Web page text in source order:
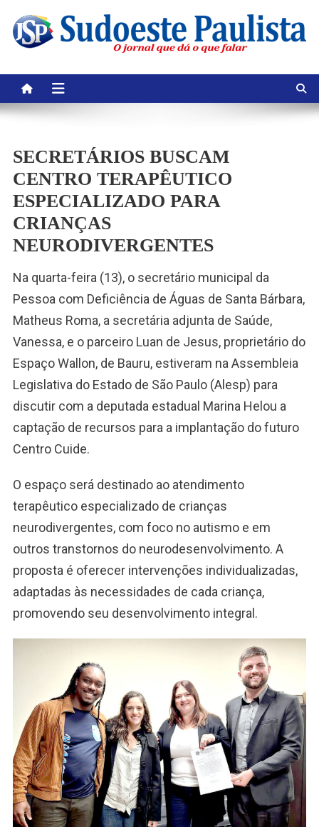
content
SECRETÁRIOS BUSCAM
CENTRO TERAPÊUTICO
ESPECIALIZADO PARA
CRIANÇAS
NEURODIVERGENTES
Na quarta-feira (13), o secretário municipal da
Pessoa com Deficiência de Águas de Santa Bárbara,
Matheus Roma, a secretária adjunta de Saúde,
Vanessa, e o parceiro Luan de Jesus, proprietário do
Espaço Wallon, de Bauru, estiveram na Assembleia
Legislativa do Estado de São Paulo (Alesp) para
discutir com a deputada estadual Marina Helou a
captação de recursos para a implantação do futuro
Centro Cuide.
O espaço será destinado ao atendimento
terapêutico especializado de crianças
neurodivergentes, com foco no autismo e em
outros transtornos do neurodesenvolvimento. A
proposta é oferecer intervenções individualizadas,
adaptadas às necessidades de cada criança,
promovendo seu desenvolvimento integral.